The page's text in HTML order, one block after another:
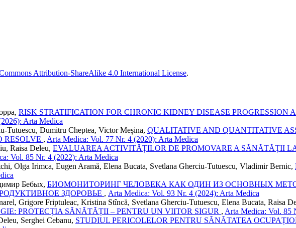
Attribution-ShareAlike 4.0 International License.
RISK STRATIFICATION FOR CHRONIC KIDNEY DISEASE PROGRESSION
Arta Medica
Tutuescu, Dumitru Cheptea, Victor Meșina, QUALITATIVE AND QUANTITATIVE
RESOLVE , Arta Medica: Vol. 77 Nr. 4 (2020): Arta Medica
Raisa Deleu, EVALUAREA ACTIVITĂȚILOR DE PROMOVARE A SĂNĂTĂȚII
Vol. 85 Nr. 4 (2022): Arta Medica
Olga Irimca, Eugen Aramă, Elena Bucata, Svetlana Gherciu-Tutuescu, Vladimir Bernic,
Бебых, БИОМОНИТОРИНГ ЧЕЛОВЕКА КАК ОДИН ИЗ ОСНОВНЫХ
ЗДОРОВЬЕ , Arta Medica: Vol. 93 Nr. 4 (2024): Arta Medica
Grigore Friptuleac, Kristina Stîncă, Svetlana Gherciu-Tutuescu, Elena Bucata, Raisa
PROTECȚIA SĂNĂTĂȚII – PENTRU UN VIITOR SIGUR , Arta Medica: Vol. 85
Serghei Cebanu, STUDIUL PERICOLELOR PENTRU SĂNĂTATEA